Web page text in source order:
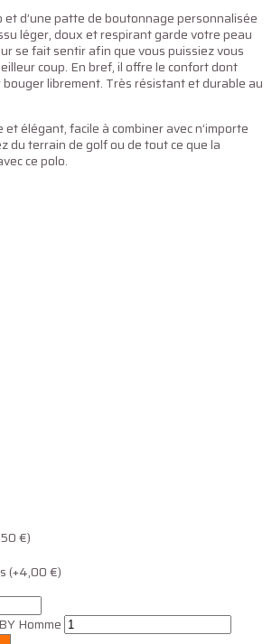
et d’une patte de boutonnage personnalisée
léger, doux et respirant garde votre peau
se fait sentir afin que vous puissiez vous
coup. En bref, il offre le confort dont
librement. Très résistant et durable au
et élégant, facile à combiner avec n’importe
du terrain de golf ou de tout ce que la
ce polo.
€)
(+4,00 €)
Homme